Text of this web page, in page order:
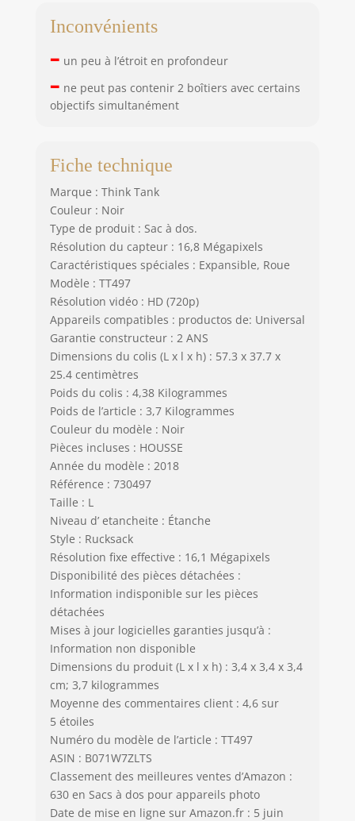
Inconvénients
– un peu à l’étroit en profondeur
– ne peut pas contenir 2 boîtiers avec certains
objectifs simultanément
Fiche technique
Marque : Think Tank
Couleur : Noir
Type de produit : Sac à dos.
Résolution du capteur : 16,8 Mégapixels
Caractéristiques spéciales : Expansible, Roue
Modèle : TT497
Résolution vidéo : HD (720p)
Appareils compatibles : productos de: Universal
Garantie constructeur : 2 ANS
Dimensions du colis (L x l x h) : 57.3 x 37.7 x
25.4 centimètres
Poids du colis : 4,38 Kilogrammes
Poids de l’article : 3,7 Kilogrammes
Couleur du modèle : Noir
Pièces incluses : HOUSSE
Année du modèle : 2018
Référence : 730497
Taille : L
Niveau d’ etancheite : Étanche
Style : Rucksack
Résolution fixe effective : 16,1 Mégapixels
Disponibilité des pièces détachées :
Information indisponible sur les pièces
détachées
Mises à jour logicielles garanties jusqu’à :
Information non disponible
Dimensions du produit (L x l x h) : 3,4 x 3,4 x 3,4
cm; 3,7 kilogrammes
Moyenne des commentaires client : 4,6 sur
5 étoiles
Numéro du modèle de l’article : TT497
ASIN : B071W7ZLTS
Classement des meilleures ventes d’Amazon :
630 en Sacs à dos pour appareils photo
Date de mise en ligne sur Amazon.fr : 5 juin